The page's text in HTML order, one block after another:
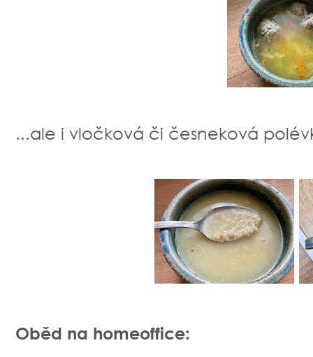
...ale i vločková či česneková
Oběd na homeoffice: